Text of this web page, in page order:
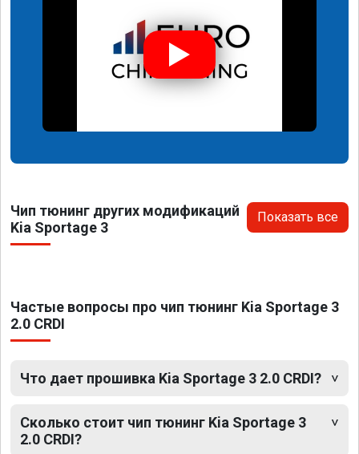
Чип тюнинг других модификаций
Kia Sportage 3
Показать все
Частые вопросы про чип тюнинг Kia Sportage 3
2.0 CRDI
Что дает прошивка Kia Sportage 3 2.0 CRDI?
Сколько стоит чип тюнинг Kia Sportage 3
2.0 CRDI?